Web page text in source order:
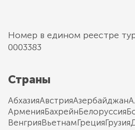
Номер в едином реестре
0003383
Страны
АбхазияАвстрияАзербайджан
АрменияБахрейнБелоруссия
ВенгрияВьетнамГрецияГрузия